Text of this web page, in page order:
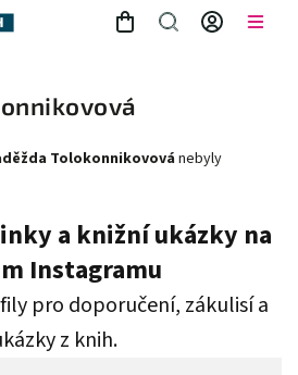
Tolokonnikovovánebyly
a knižní ukázky na
Instagramu
pro doporučení, zákulisí a
z knih.